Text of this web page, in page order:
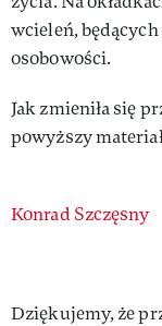
wcieleń,
osobowości.
Jak zmieniła się
powyższy
Authors
Konrad Szczęsny
Dziękujemy, że